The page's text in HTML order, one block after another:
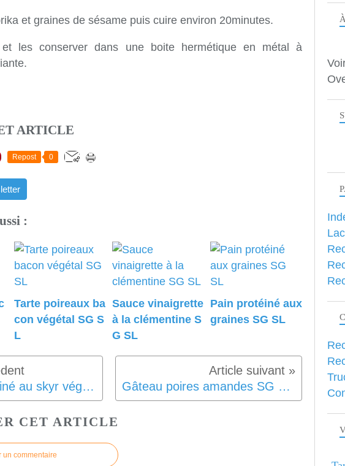
et graines de sésame puis cuire environ 20minutes.
et les conserver dans une boite hermétique en métal à
ARTICLE
Repost 0
:
Tarte poireaux ba
con végétal SG S
L
Sauce vinaigrette
à la clémentine S
G SL
Pain protéiné aux
graines SG SL
Fondant protéiné au skyr végétal SG SL Vegan Gâteau poires amandes SG SL IG bas
CET ARTICLE
un commentaire